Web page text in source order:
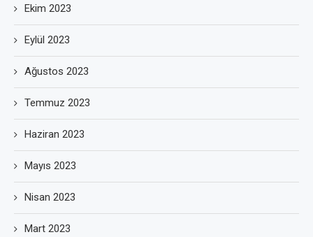
Ekim 2023
Eylül 2023
Ağustos 2023
Temmuz 2023
Haziran 2023
Mayıs 2023
Nisan 2023
Mart 2023